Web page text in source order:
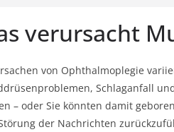
verursacht
von Ophthalmoplegie
Schlaganfall
– oder Sie könnten damit
der Nachrichten